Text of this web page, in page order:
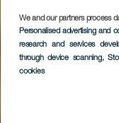
We and our partners process
Personalised advertising and
research and services
through device scanning,
cookies